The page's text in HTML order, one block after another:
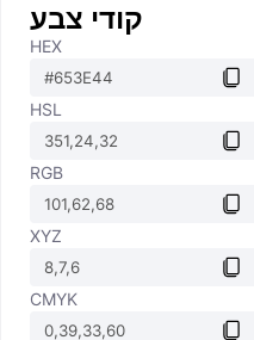
קודי צבע
HEX
HSL
RGB
XYZ
CMYK